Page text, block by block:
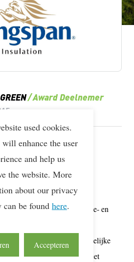
Award Deelnemer
Deelnemer
B.V.
op het gebied van isolatie- en
hoogwaardige, duurzame
een toekomst zonder schadelijke
van de mens en onze planeet
used cookies.
enhance the user
and help us
the website. More
about our privacy
can be found here.
Accepteren